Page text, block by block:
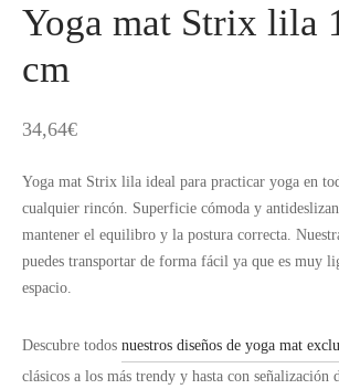
Yoga mat Strix lila
cm
34,64€
Yoga mat Strix lila ideal para practicar yoga en
cualquier rincón. Superficie cómoda y
mantener el equilibro y la postura correcta.
puedes transportar de forma fácil ya que es muy
espacio.
Descubre todos nuestros diseños de yoga mat
clásicos a los más trendy y hasta con señalización